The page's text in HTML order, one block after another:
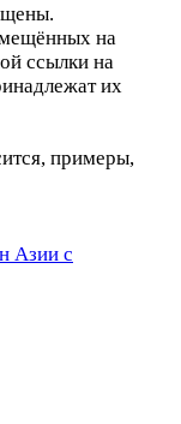
на
ссылки на
их
примеры,
Азии с